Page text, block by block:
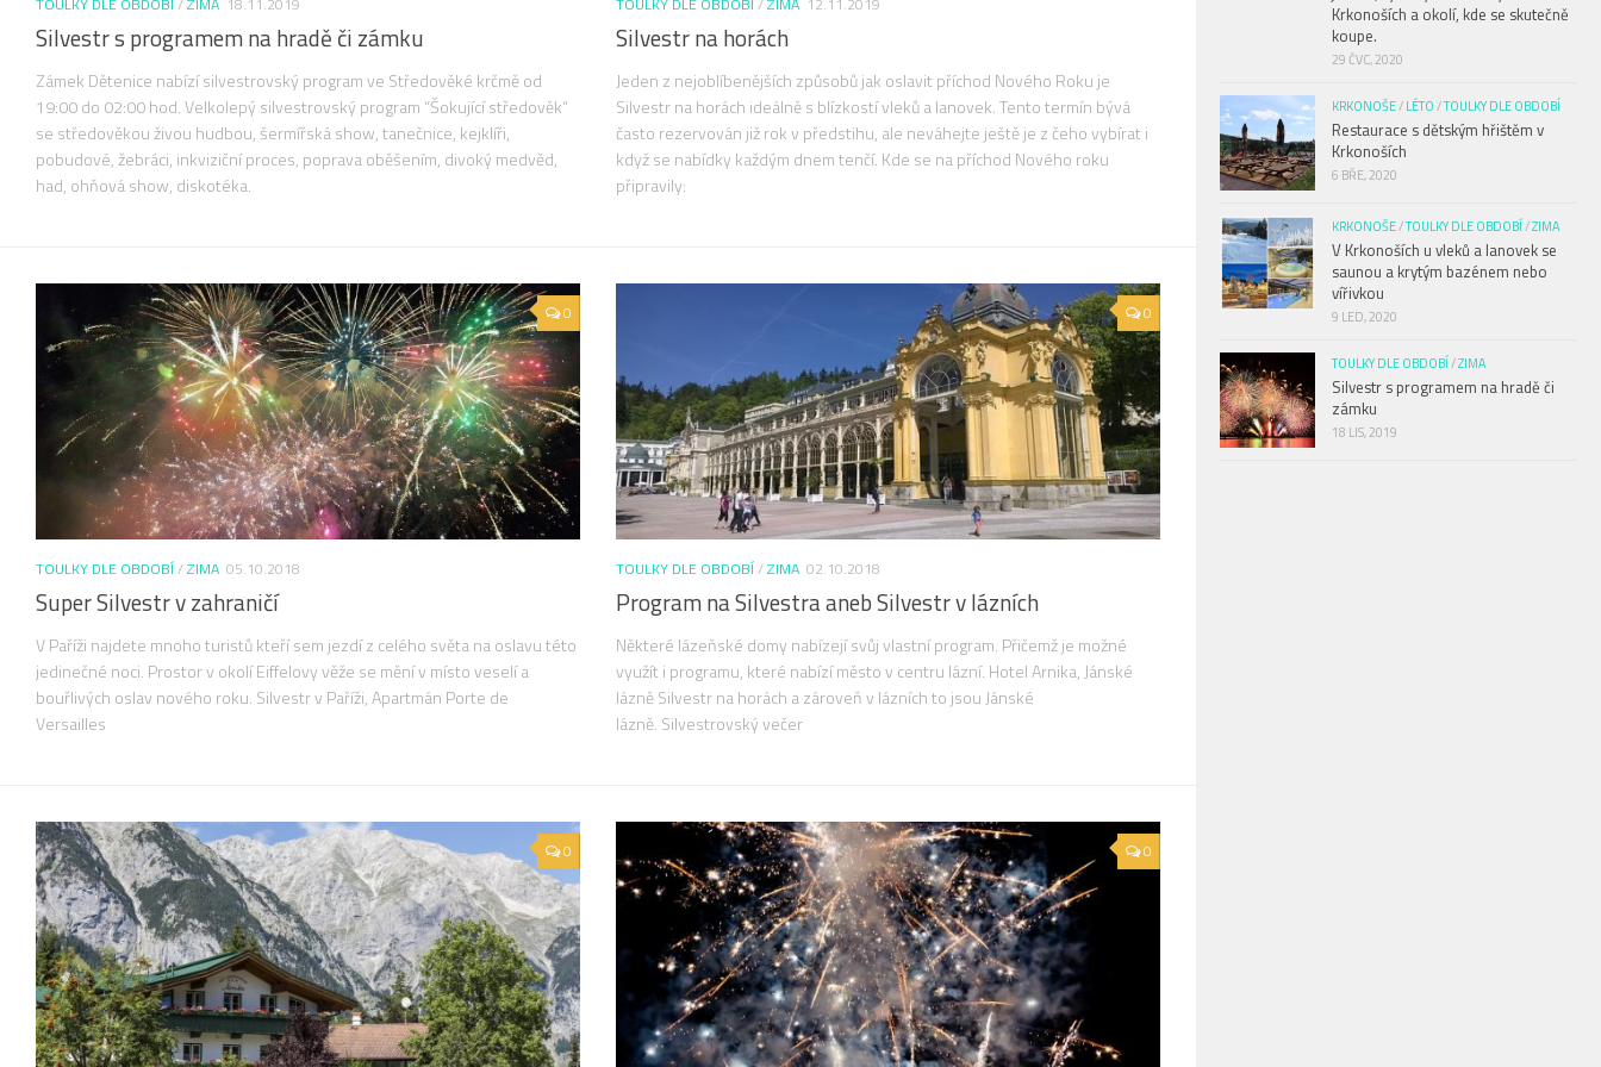
TOULKY DLE OBDOBÍ /ZIMA 18.11.2019
Silvestr s programem na hradě či zámku
Zámek Dětenice nabízí silvestrovský program ve Středověké krčmě od
19:00 do 02:00 hod. Velkolepý silvestrovský program “Šokující středověk“
se středověkou živou hudbou, šermířská show, tanečnice, kejklíři,
pobudové, žebráci, inkviziční proces, poprava oběšením, divoký medvěd,
had, ohňová show, diskotéka.
TOULKY DLE OBDOBÍ /ZIMA 12.11.2019
Silvestr na horách
Jeden z nejoblíbenějších způsobů jak oslavit příchod Nového Roku je
Silvestr na horách ideálně s blízkostí vleků a lanovek. Tento termín bývá
často rezervován již rok v předstihu, ale neváhejte ještě je z čeho vybírat i
když se nabídky každým dnem tenčí. Kde se na příchod Nového roku
připravily:
0
TOULKY DLE OBDOBÍ/ZIMA 05.10.2018
Super Silvestr v zahraničí
V Paříži najdete mnoho turistů kteří sem jezdí z celého světa na oslavu této
jedinečné noci. Prostor v okolí Eiffelovy věže se mění v místo veselí a
bouřlivých oslav nového roku. Silvestr v Paříži, Apartmán Porte de
Versailles
0
TOULKY DLE OBDOBÍ/ZIMA 02.10.2018
Program na Silvestra aneb Silvestr v lázních
Některé lázeňské domy nabízejí svůj vlastní program. Přičemž je možné
využít i programu, které nabízí město v centru lázní. Hotel Arnika, Jánské
lázně Silvestr na horách a zároveň v lázních to jsou Jánské
lázně. Silvestrovský večer
0 0
Krkonoších a okolí, kde se skutečně
koupe.
29 ČVC, 2020
KRKONOŠE/LÉTO/TOULKY DLE OBDOBÍ
Restaurace s dětským hřištěm v
Krkonoších
6 BŘE, 2020
KRKONOŠE/TOULKY DLE OBDOBÍ/ZIMA
V Krkonoších u vleků a lanovek se
saunou a krytým bazénem nebo
vířivkou
9 LED, 2020
TOULKY DLE OBDOBÍ/ZIMA
Silvestr s programem na hradě či
zámku
18 LIS, 2019